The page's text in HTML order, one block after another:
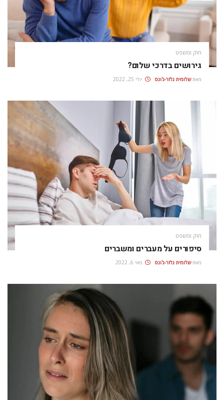
חוק ומשפט
גירושים בדרכי שלום?
מאת שלומית גלזר-ג'ונס יולי 25, 2022
חוק ומשפט
סיפורים על מעברים ומשברים
מאת שלומית גלזר-ג'ונס מאי 6, 2022